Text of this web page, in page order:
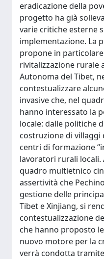
eradicazione della
progetto ha già
varie critiche esterne
implementazione. La
propone in
rivitalizzazione rurale
Autonoma del Tibet,
contestualizzare
invasive che, nel
hanno interessato la
locale: dalle politiche
costruzione di villaggi
centri di formazione
lavoratori rurali locali.
quadro multietnico
assertività che
gestione delle
Tibet e Xinjiang, si
contestualizzazione
che hanno proposto
nuovo motore per la
verrà condotta